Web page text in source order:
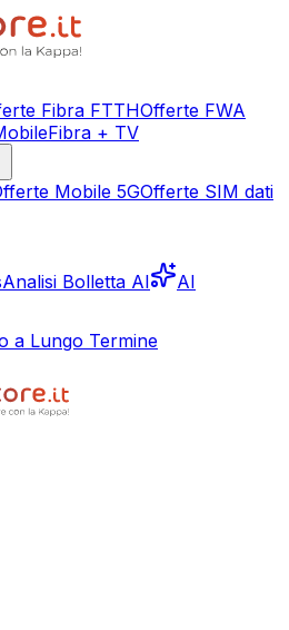
Fibra FTTHOfferte FWA
Fibra + TV
Mobile 5GOfferte SIM dati
Analisi Bolletta AI AI
a Lungo Termine